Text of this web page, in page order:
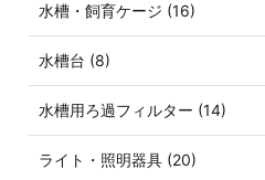
水槽・飼育ケージ (16)
水槽台 (8)
水槽用ろ過フィルター (14)
ライト・照明器具 (20)